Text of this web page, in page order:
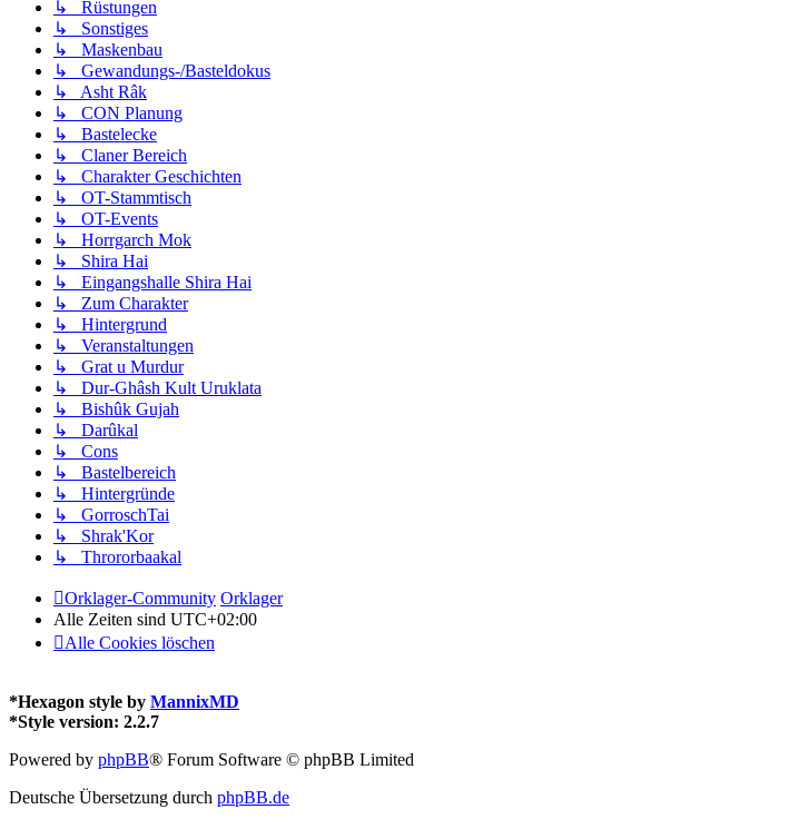
↳ Rüstungen
↳ Sonstiges
↳ Maskenbau
↳ Gewandungs-/Basteldokus
↳ Asht Râk
↳ CON Planung
↳ Bastelecke
↳ Claner Bereich
↳ Charakter Geschichten
↳ OT-Stammtisch
↳ OT-Events
↳ Horrgarch Mok
↳ Shira Hai
↳ Eingangshalle Shira Hai
↳ Zum Charakter
↳ Hintergrund
↳ Veranstaltungen
↳ Grat u Murdur
↳ Dur-Ghâsh Kult Uruklata
↳ Bishûk Gujah
↳ Darûkal
↳ Cons
↳ Bastelbereich
↳ Hintergründe
↳ GorroschTai
↳ Shrak'Kor
↳ Thrororbaakal
Orklager-Community Orklager
Alle Zeiten sind UTC+02:00
Alle Cookies löschen
*Hexagon style by MannixMD
*Style version: 2.2.7
Powered by phpBB® Forum Software © phpBB Limited
Deutsche Übersetzung durch phpBB.de